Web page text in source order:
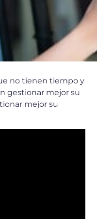
no tienen tiempo y
gestionar mejor su
mejor su